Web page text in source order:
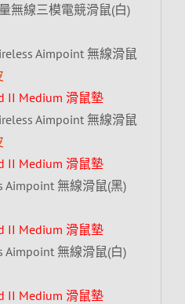
無線三模電競滑鼠(白)
Aimpoint 無線滑鼠
II Medium 滑鼠墊
Aimpoint 無線滑鼠
II Medium 滑鼠墊
Aimpoint 無線滑鼠(黑)
II Medium 滑鼠墊
Aimpoint 無線滑鼠(白)
II Medium 滑鼠墊